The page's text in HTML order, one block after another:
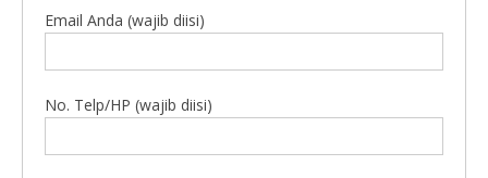
Email Anda (wajib diisi)
No. Telp/HP (wajib diisi)